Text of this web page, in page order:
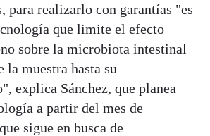
para realizarlo con garantías "es
que limite el efecto
sobre la microbiota intestinal
la muestra hasta su
explica Sánchez, que planea
a partir del mes de
sigue en busca de